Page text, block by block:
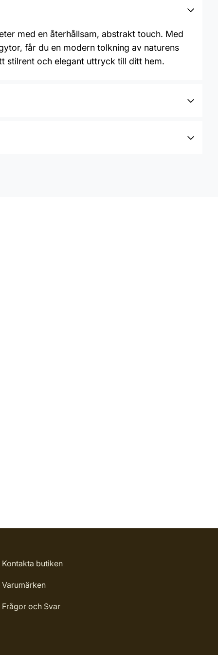
med en återhållsam, abstrakt touch. Med
får du en modern tolkning av naturens
stilrent och elegant uttryck till ditt hem.
Kontakta butiken
Varumärken
Frågor och Svar